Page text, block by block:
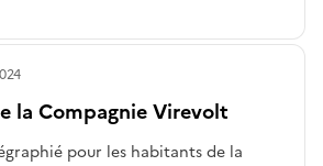
la Compagnie Virevolt
pour les habitants de la